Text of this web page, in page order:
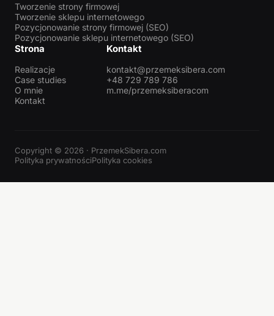
Tworzenie strony firmowej
Tworzenie sklepu internetowego
Pozycjonowanie strony firmowej (SEO)
Pozycjonowanie sklepu internetowego (SEO)
Strona
Realizacje
Case studies
O mnie
Kontakt
Kontakt
kontakt@przemeksibera.com
+48 729 789 786
m.me/przemeksiberacom
Copyright © 2026 · PrzemekSibera.com
Polityka prywatnościPolityka cookies